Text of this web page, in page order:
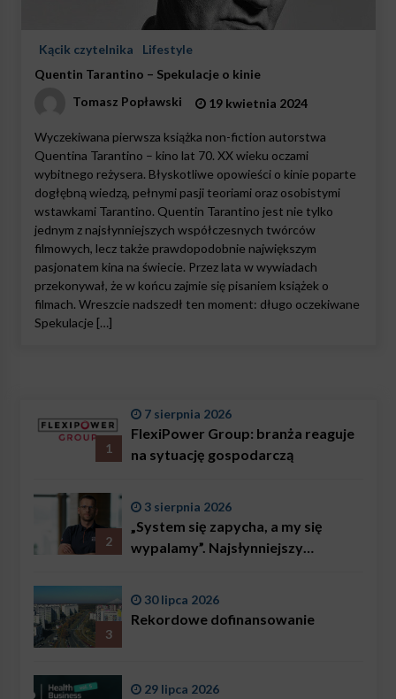
Kącik czytelnika
Lifestyle
Quentin Tarantino – Spekulacje o kinie
Tomasz Popławski
19 kwietnia 2024
Wyczekiwana pierwsza książka non-fiction autorstwa
Quentina Tarantino – kino lat 70. XX wieku oczami
wybitnego reżysera. Błyskotliwe opowieści o kinie poparte
dogłębną wiedzą, pełnymi pasji teoriami oraz osobistymi
wstawkami Tarantino. Quentin Tarantino jest nie tylko
jednym z najsłynniejszych współczesnych twórców
filmowych, lecz także prawdopodobnie największym
pasjonatem kina na świecie. Przez lata w wywiadach
przekonywał, że w końcu zajmie się pisaniem książek o
filmach. Wreszcie nadszedł ten moment: długo oczekiwane
Spekulacje […]
1
7 sierpnia 2026
FlexiPower Group: branża reaguje
na sytuację gospodarczą
2
3 sierpnia 2026
„System się zapycha, a my się
wypalamy”. Najsłynniejszy
problemem są nie tylko choroby
3
30 lipca 2026
Rekordowe dofinansowanie
29 lipca 2026